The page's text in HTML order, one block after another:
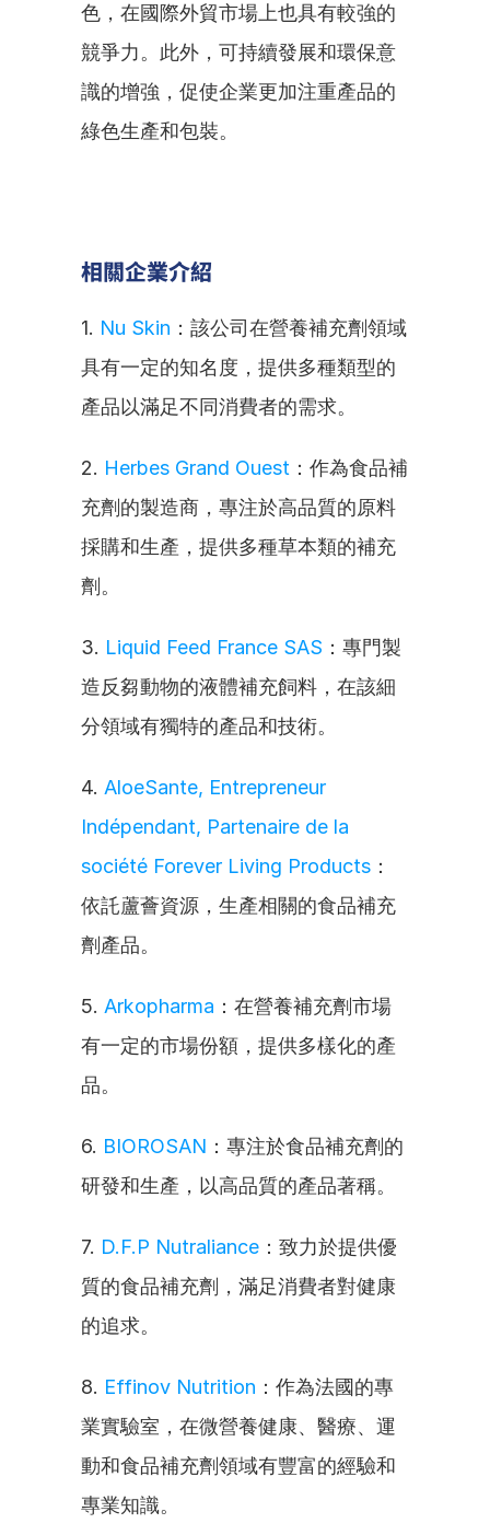
色，在國際外貿市場上也具有較強的
競爭力。此外，可持續發展和環保意
識的增強，促使企業更加注重產品的
綠色生產和包裝。
相關企業介紹
1. Nu Skin ：該公司在營養補充劑領域
具有一定的知名度，提供多種類型的
產品以滿足不同消費者的需求。
2. Herbes Grand Ouest ：作為食品補
充劑的製造商，專注於高品質的原料
採購和生產，提供多種草本類的補充
劑。
3. Liquid Feed France SAS ：專門製
造反芻動物的液體補充飼料，在該細
分領域有獨特的產品和技術。
4. AloeSante, Entrepreneur
Indépendant, Partenaire de la
société Forever Living Products ：
依託蘆薈資源，生產相關的食品補充
劑產品。
5. Arkopharma ：在營養補充劑市場
有一定的市場份額，提供多樣化的產
品。
6. BIOROSAN ：專注於食品補充劑的
研發和生產，以高品質的產品著稱。
7. D.F.P Nutraliance ：致力於提供優
質的食品補充劑，滿足消費者對健康
的追求。
8. Effinov Nutrition ：作為法國的專
業實驗室，在微營養健康、醫療、運
動和食品補充劑領域有豐富的經驗和
專業知識。